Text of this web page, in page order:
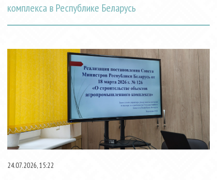
комплекса в Республике Беларусь
24.07.2026, 15:22